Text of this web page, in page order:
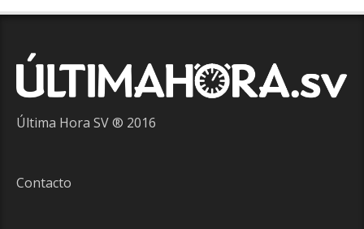
Última Hora SV ® 2016
Contacto